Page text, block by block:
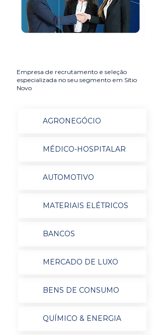
Empresa de recrutamento e seleção
especializada no seu segmento em Sítio
Novo
AGRONEGÓCIO
MÉDICO-HOSPITALAR
AUTOMOTIVO
MATERIAIS ELÉTRICOS
BANCOS
MERCADO DE LUXO
BENS DE CONSUMO
QUÍMICO & ENERGIA